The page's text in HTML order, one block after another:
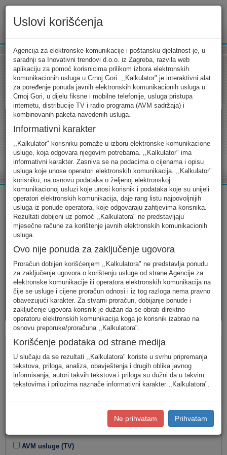
Tarifni kalkulator Uslovi korišćenja Kontakt
Tarifni kalkulator
Odaberite usluge koje koristite, popunite sva potrebna polja i
izaberite za sebe ono najbolje...
FIKSNA MOBILNA INTERNET
AVM
usluge
PAKETI
usluga
Paketi
Tip korisnika
Kombinacija usluga
AVM usluge (TV)
Uslovi korišćenja
Agencija za elektronske komunikacije i poštansku djelatnost je, u
saradnji sa Inovativni trendovi d.o.o. iz Zagreba, razvila web
aplikaciju za pomoć korisnicima prilikom izbora elektronskih
komunikacionih usluga u Crnoj Gori. ,,Kalkulator" je interaktivni alat
za poređenje ponuda javnih elektronskih komunikacionih usluga u
Crnoj Gori, u dijelu fiksne i mobilne telefonije, usluga pristupa
internetu, distribucije TV i radio programa (AVM sadržaja) i
kombinovanih paketa navedenih usluga.
Informativni karakter
,,Kalkulator" korisniku pomaže u izboru elektronske komunikacione
usluge, koja odgovara njegovim potrebama. ,,Kalkulator" ima
informativni karakter. Zasniva se na podacima o cijenama i opisu
usluga koje unose operatori elektronskih komunikacija. ,,Kalkulator"
korisniku, na osnovu podataka o željenoj elektronskoj
komunikacionoj usluzi koje unosi korisnik i podataka koje su unijeli
operatori elektronskih komunikacija, daje rang listu najpovoljnijih
usluga iz ponude operatora, koje odgovaraju zahtjevima korisnika.
Rezultati dobijeni uz pomoć ,,Kalkulatora" ne predstavljaju
mjesečne račune za korištenje javnih elektronskih komunikacionih
usluga.
Ovo nije ponuda za zaključenje ugovora
Proračun dobijen korišćenjem ,,Kalkulatora" ne predstavlja ponudu
za zaključenje ugovora o korištenju usluge od strane Agencije za
elektronske komunikacije ili operatora elektronskih komunikacija na
čije se usluge i cijene proračun odnosi i iz tog razloga nema pravno
obavezujući karakter. Za stvarni proračun, dobijanje ponude i
zaključenje ugovora korisnik je dužan da se obrati direktno
operatoru elektronskih komunikacija koga je korisnik izabrao na
osnovu preporuke/proračuna ,,Kalkulatora".
Korišćenje podataka od strane medija
U slučaju da se rezultati ,,Kalkulatora" koriste u svrhu pripremanja
tekstova, priloga, analiza, obavještenja i drugih oblika javnog
informisanja, autori takvih tekstova i priloga su dužni da u takvim
tekstovima i prilozima naznače informativni karakter ,,Kalkulatora".
Ne prihvatam Prihvatam